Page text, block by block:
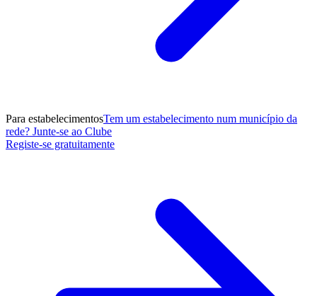
Para estabelecimentosTem um estabelecimento num município da
rede? Junte-se ao Clube
Registe-se gratuitamente